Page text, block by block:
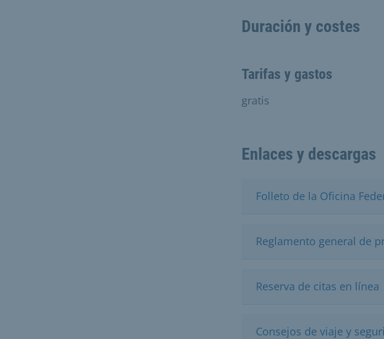
Duración y costes
Tarifas y gastos
gratis
Enlaces y descargas
Folleto de la Oficina
Reglamento general de
Reserva de citas en línea
Consejos de viaje y